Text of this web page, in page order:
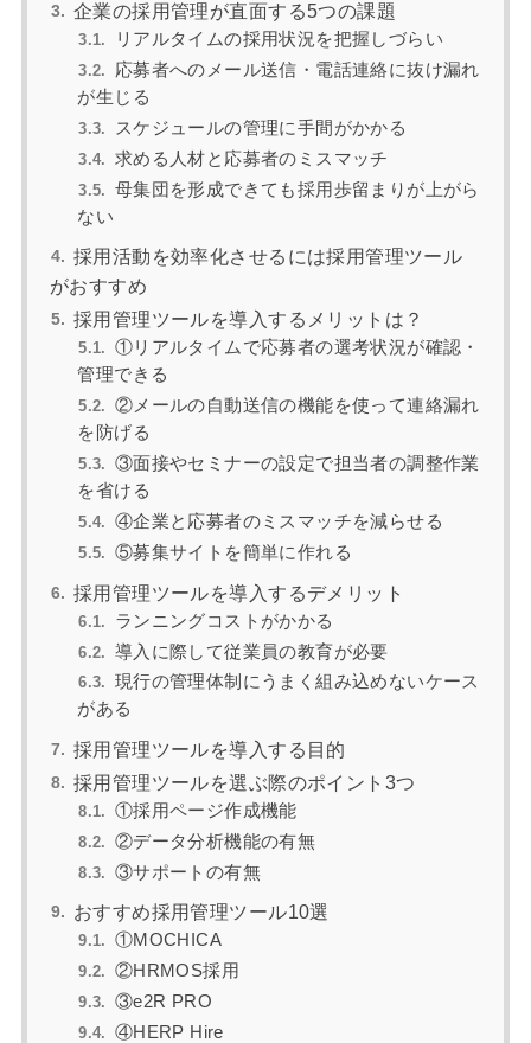
企業の採用管理が直面する5つの課題
リアルタイムの採用状況を把握しづらい
応募者へのメール送信・電話連絡に抜け漏れ
が生じる
スケジュールの管理に手間がかかる
求める人材と応募者のミスマッチ
母集団を形成できても採用歩留まりが上がら
ない
採用活動を効率化させるには採用管理ツール
がおすすめ
採用管理ツールを導入するメリットは？
①リアルタイムで応募者の選考状況が確認・
管理できる
②メールの自動送信の機能を使って連絡漏れ
を防げる
③面接やセミナーの設定で担当者の調整作業
を省ける
④企業と応募者のミスマッチを減らせる
⑤募集サイトを簡単に作れる
採用管理ツールを導入するデメリット
ランニングコストがかかる
導入に際して従業員の教育が必要
現行の管理体制にうまく組み込めないケース
がある
採用管理ツールを導入する目的
採用管理ツールを選ぶ際のポイント3つ
①採用ページ作成機能
②データ分析機能の有無
③サポートの有無
おすすめ採用管理ツール10選
①MOCHICA
②HRMOS採用
③e2R PRO
④HERP Hire